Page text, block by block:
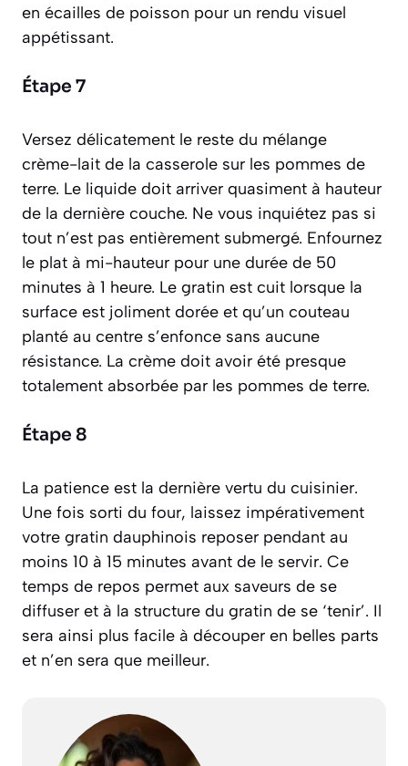
en écailles de poisson pour un rendu visuel
appétissant.
Étape 7
Versez délicatement le reste du mélange
crème-lait de la casserole sur les pommes de
terre. Le liquide doit arriver quasiment à hauteur
de la dernière couche. Ne vous inquiétez pas si
tout n’est pas entièrement submergé. Enfournez
le plat à mi-hauteur pour une durée de 50
minutes à 1 heure. Le gratin est cuit lorsque la
surface est joliment dorée et qu’un couteau
planté au centre s’enfonce sans aucune
résistance. La crème doit avoir été presque
totalement absorbée par les pommes de terre.
Étape 8
La patience est la dernière vertu du cuisinier.
Une fois sorti du four, laissez impérativement
votre gratin dauphinois reposer pendant au
moins 10 à 15 minutes avant de le servir. Ce
temps de repos permet aux saveurs de se
diffuser et à la structure du gratin de se ‘tenir’. Il
sera ainsi plus facile à découper en belles parts
et n’en sera que meilleur.